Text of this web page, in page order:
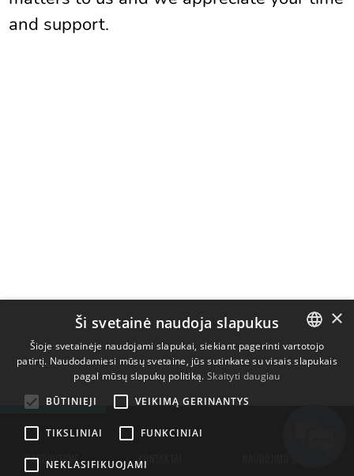
and support.
PARDUOTUVĖ KONTAKTAI
ENGLISH
×
Ši svetainė naudoja slapukus
Šioje svetainėje naudojami slapukai, siekiant pagerinti vartotojo
patirtį. Naudodamiesi mūsų svetaine, jūs sutinkate su visais slapukais
pagal mūsų slapukų politiką. Skaityti daugiau
BŪTINIEJI
VEIKIMĄ GERINANTYS
TIKSLINIAI FUNKCINIAI
NEKLASIFIKUOJAMI